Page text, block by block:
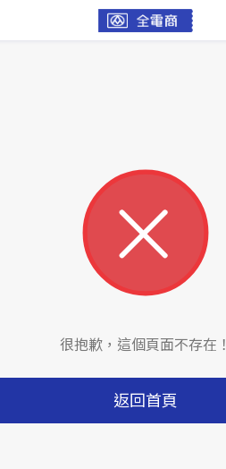
很抱歉，這個頁面不存在！
返回首頁